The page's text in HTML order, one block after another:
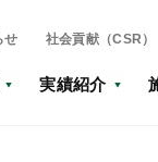
せ 社会貢献（CSR）
実績紹介